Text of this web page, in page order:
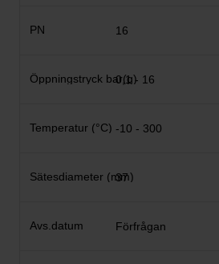
16
0,1 - 16
-10 - 300
37
Förfrågan